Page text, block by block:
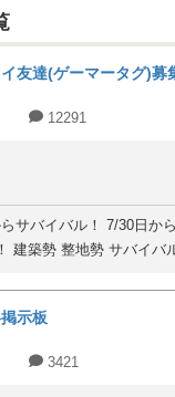
友達(ゲーマータグ)募
12291
サバイバル！ 7/30日か
建築勢 整地勢 サバイバ
示板
3421